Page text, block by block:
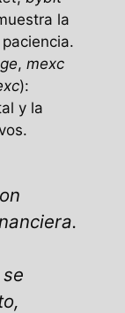
la
, mexc
):
y la